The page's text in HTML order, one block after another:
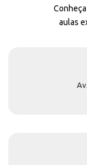
aulas